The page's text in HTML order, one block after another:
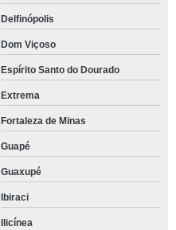
Delfinópolis
Dom Viçoso
Espírito Santo do Dourado
Extrema
Fortaleza de Minas
Guapé
Guaxupé
Ibiraci
Ilicínea